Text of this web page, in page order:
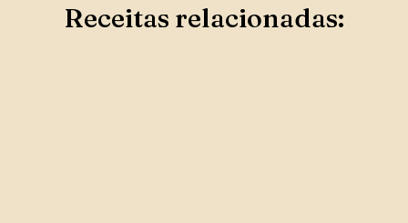
Receitas relacionadas: